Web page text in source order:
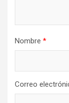
Nombre *
Correo